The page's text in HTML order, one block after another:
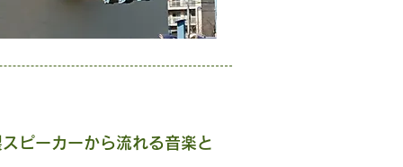
ピーカーから流れる音楽と